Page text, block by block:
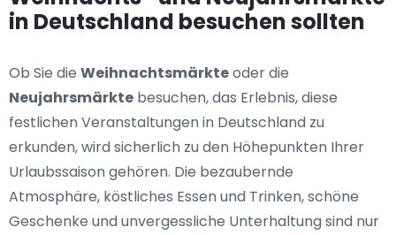
in Deutschland besuchen sollten
Ob Sie die Weihnachtsmärkteoder die
Neujahrsmärkte besuchen, das Erlebnis, diese
festlichen Veranstaltungen in Deutschland zu
erkunden, wird sicherlich zu den Höhepunkten Ihrer
Urlaubssaison gehören. Die bezaubernde
Atmosphäre, köstliches Essen und Trinken, schöne
Geschenke und unvergessliche Unterhaltung sind nur